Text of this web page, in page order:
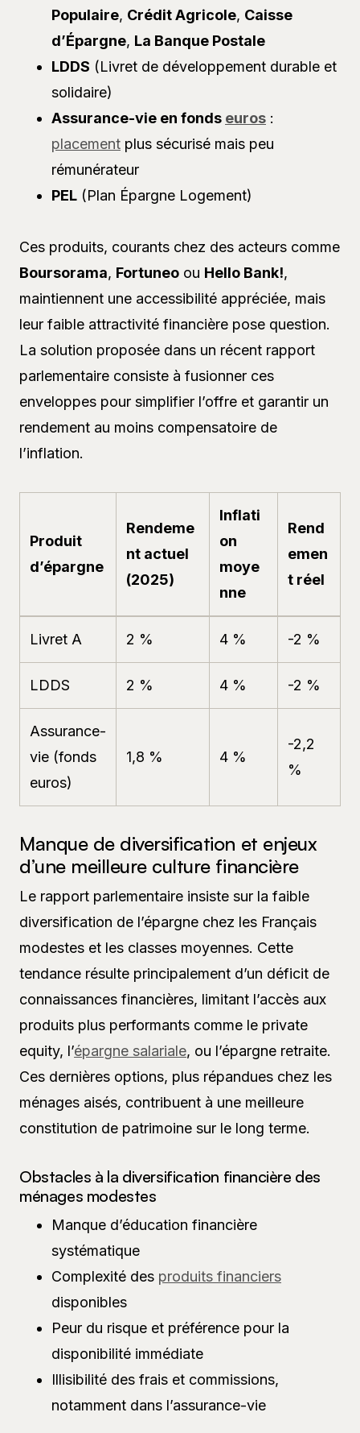
Populaire, Crédit Agricole, Caisse
d’Épargne, La Banque Postale
LDDS (Livret de développement durable et
solidaire)
Assurance-vie en fonds euros :
placement plus sécurisé mais peu
rémunérateur
PEL (Plan Épargne Logement)
Ces produits, courants chez des acteurs comme
Boursorama, Fortuneo ou Hello Bank!,
maintiennent une accessibilité appréciée, mais
leur faible attractivité financière pose question.
La solution proposée dans un récent rapport
parlementaire consiste à fusionner ces
enveloppes pour simplifier l’offre et garantir un
rendement au moins compensatoire de
l’inflation.
Produit
d’épargne
Rendeme
nt actuel
(2025)
Inflati
on
moye
nne
Rend
emen
t réel
Livret A 2 % 4 % -2 %
LDDS 2 % 4 % -2 %
Assurance-
vie (fonds
euros)
1,8 % 4 %
-2,2
%
Manque de diversification et enjeux
d’une meilleure culture financière
Le rapport parlementaire insiste sur la faible
diversification de l’épargne chez les Français
modestes et les classes moyennes. Cette
tendance résulte principalement d’un déficit de
connaissances financières, limitant l’accès aux
produits plus performants comme le private
equity, l’épargne salariale, ou l’épargne retraite.
Ces dernières options, plus répandues chez les
ménages aisés, contribuent à une meilleure
constitution de patrimoine sur le long terme.
Obstacles à la diversification financière des
ménages modestes
Manque d’éducation financière
systématique
Complexité des produits financiers
disponibles
Peur du risque et préférence pour la
disponibilité immédiate
Illisibilité des frais et commissions,
notamment dans l’assurance-vie